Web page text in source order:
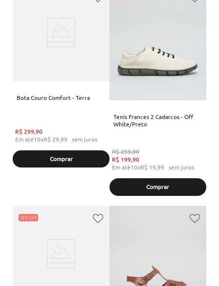
Bota Couro Comfort - Terra
R$ 299,90
Em até10xR$ 29,99 sem juros
Comprar
Tenis Frances 2 Cadarcos - Off
White/Preto
R$259,90
R$ 199,90
Em até10xR$ 19,99 sem juros
Comprar
18%